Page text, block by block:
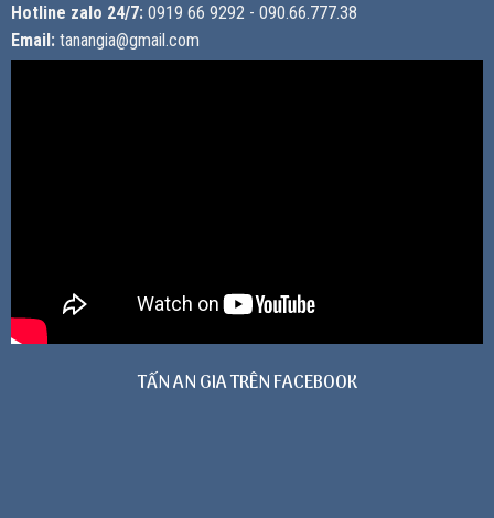
Hotline zalo 24/7: 0919 66 9292 - 090.66.777.38
Email: tanangia@gmail.com
TẤN AN GIA TRÊN FACEBOOK